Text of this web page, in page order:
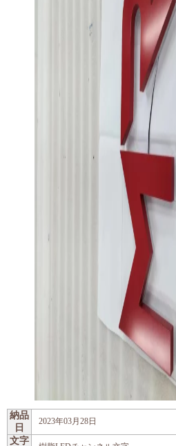
納品
日
2023年03月28日
文字